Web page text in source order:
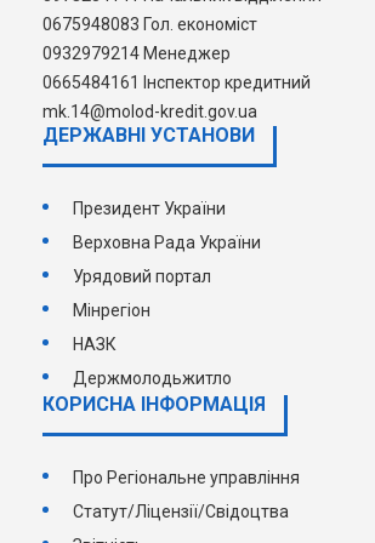
0675948083 Гол. економіст
0932979214 Менеджер
0665484161 Інспектор кредитний
mk.14@molod-kredit.gov.ua
ДЕРЖАВНI УСТАНОВИ
Президент України
Верховна Рада України
Урядовий портал
Мінрегіон
НАЗК
Держмолодьжитло
КОРИСНА ІНФОРМАЦІЯ
Про Регіональне управління
Статут/Ліцензії/Свідоцтва